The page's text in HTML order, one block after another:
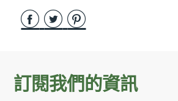
Share
Facebook
Share
Twitter
Share
Pinterest
訂閱我們的資訊